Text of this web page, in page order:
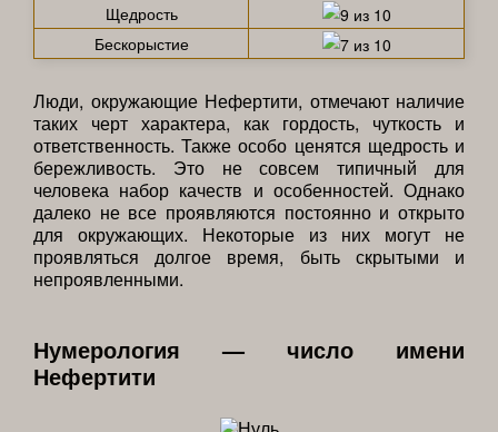
Щедрость
Бескорыстие
Люди, окружающие Нефертити, отмечают наличие
таких черт характера, как гордость, чуткость и
ответственность. Также особо ценятся щедрость и
бережливость. Это не совсем типичный для
человека набор качеств и особенностей. Однако
далеко не все проявляются постоянно и открыто
для окружающих. Некоторые из них могут не
проявляться долгое время, быть скрытыми и
непроявленными.
Нумерология — число имени
Нефертити